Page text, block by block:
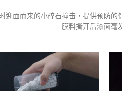
迎面而来的小碎石撞击，提供预防
膜料撕开后漆面毫